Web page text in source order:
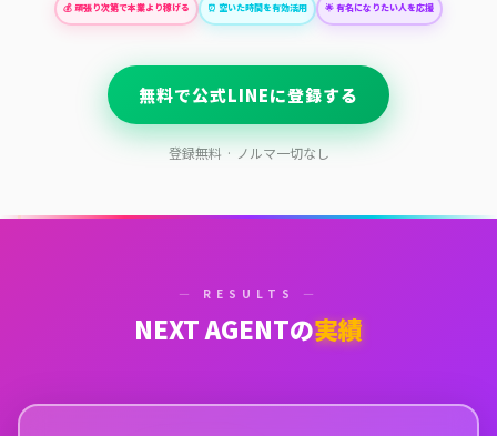
💰 頑張り次第で本業より稼げる ⏰ 空いた時間を有効活用 🌟 有名になりたい人を応援
無料で公式LINEに登録する
登録無料 · ノルマ一切なし
— RESULTS —
NEXT AGENTの実績